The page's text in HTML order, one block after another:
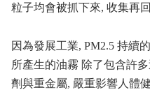
粒子均會被抓下來, 收集再回
因為發展工業, PM2.5 持續
所產生的油霧 除了包含許
劑與重金屬, 嚴重影響人體